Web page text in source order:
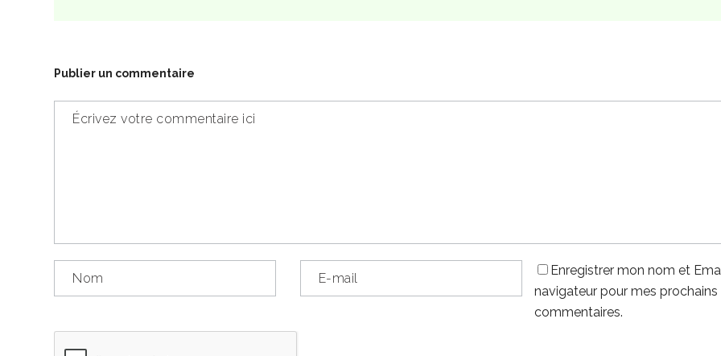
Publier un commentaire
Enregistrer mon nom et
navigateur pour mes prochains
commentaires.